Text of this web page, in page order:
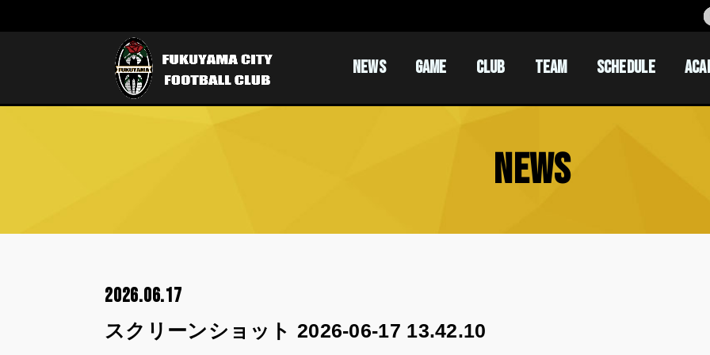
NEWS GAME CLUB TEAM SCHEDULE
NEWS
2026.06.17
スクリーンショット 2026-06-17 13.42.10